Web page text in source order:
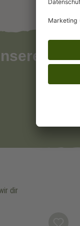
dir